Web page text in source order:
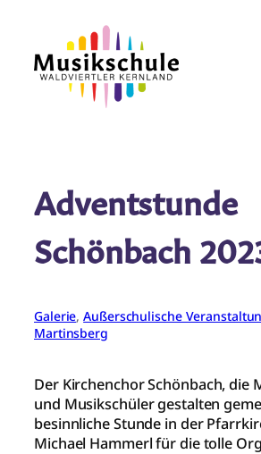
springen
Adventstunde
Schönbach
Galerie, Außerschulische
Martinsberg
Der Kirchenchor Schönbach, die
und Musikschüler gestalten
besinnliche Stunde in der
Michael Hammerl für die tolle